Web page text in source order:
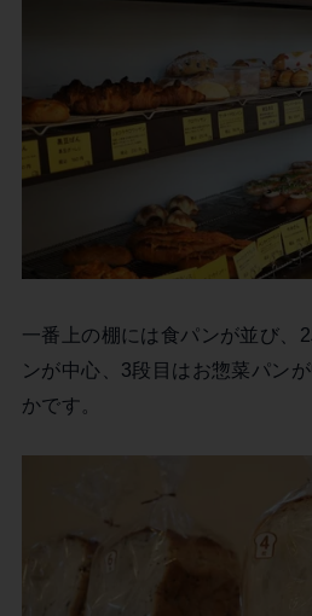
一番上の棚には食パンが並び、
ンが中心、3段目はお惣菜パン
かです。